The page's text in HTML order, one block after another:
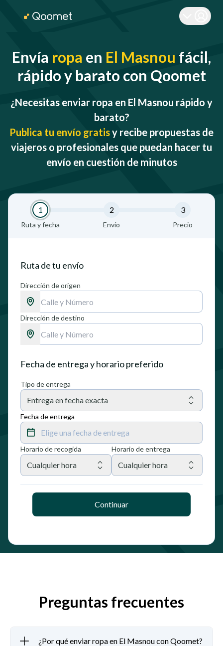
Envía ropa en El Masnou fácil,
rápido y barato con Qoomet
¿Necesitas enviar ropa en El Masnou rápido y
barato?
Publica tu envío gratisy recibe propuestas de
viajeros o profesionales que puedan hacer tu
envío en cuestión de minutos
1
Ruta y fecha
2
Envío
3
Precio
Ruta de tu envío
Dirección de origen
Dirección de destino
Fecha de entrega y horario preferido
Tipo de entrega
Entrega en fecha exacta
Fecha de entrega
Elige una fecha de entrega
Horario de recogida
Cualquier hora
Horario de entrega
Cualquier hora
Continuar
Preguntas frecuentes
¿Por qué enviar ropa en El Masnou con Qoomet?